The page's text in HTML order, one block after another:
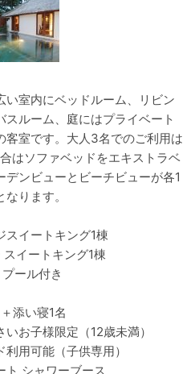
室内にベッドルーム、リビン
ルーム、庭にはプライベート
客室です。大人3名でのご利用は
はソファベッドをエキストラベ
ンビューとビーチビューが各1
ります。
スイート キング1棟
イート キング1棟
ール付き
添い寝1名
お子様限定（12歳未満）
利用可能（子供専用）
ト シャワーブース